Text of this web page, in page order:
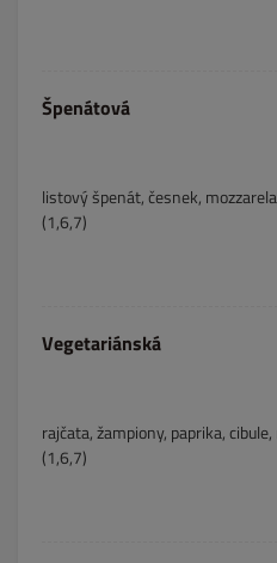
Špenátová
listový špenát, česnek, mozzarela
(1,6,7)
Vegetariánská
rajčata, žampiony, paprika,
(1,6,7)